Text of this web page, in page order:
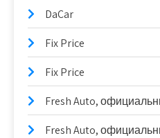
DaCar
Fix Price
Fix Price
Fresh Auto,
Fresh Auto,